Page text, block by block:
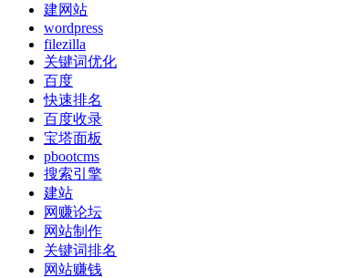
建网站
wordpress
filezilla
关键词优化
百度
快速排名
百度收录
宝塔面板
pbootcms
搜索引擎
建站
网赚论坛
网站制作
关键词排名
网站赚钱